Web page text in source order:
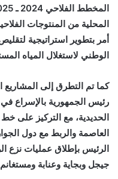
المحلية من المنتوجات
أمر بتطوير استراتيجية
الوطني لاستغلال المياه
كما تم التطرق إلى
رئيس الجمهورية بالإسراع
الحديدية، مع التركيز على
العاصمة والربط مع دول
الرئيس بإطلاق عمليات نزع
جيجل وبجاية وعنابة